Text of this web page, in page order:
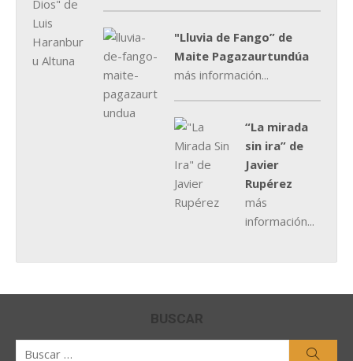
"Lluvia de Fango” de
Maite Pagazaurtundúa
más información...
“La mirada
sin ira” de
Javier
Rupérez
más
información...
BUSCAR